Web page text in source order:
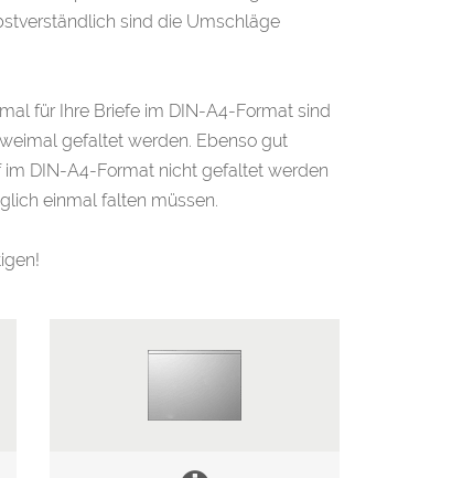
sind die Umschläge
für Ihre Briefe im DIN-A4-Format sind
gefaltet werden. Ebenso gut
im DIN-A4-Format nicht gefaltet werden
einmal falten müssen.